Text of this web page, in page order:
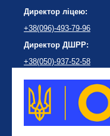
Директор ліцею:
+38(096)-493-79-96
Директор ДШРР:
+38(050)-937-52-58